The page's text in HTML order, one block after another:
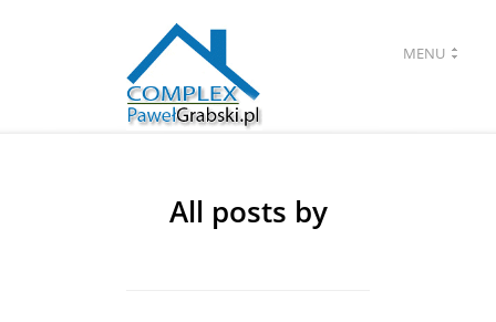
MENU
All posts by